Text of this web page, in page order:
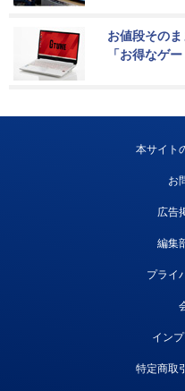
お値段その
「お得なゲ
本サイト
お
広告
編集
プライ
イン
特定商取